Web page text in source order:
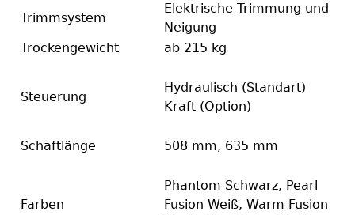
Trimmsystem
Elektrische Trimmung und
Neigung
Trockengewicht
ab 215 kg
Steuerung
Hydraulisch (Standart)
Kraft (Option)
Schaftlänge 508 mm, 635 mm
Farben
Phantom Schwarz, Pearl
Fusion Weiß, Warm Fusion